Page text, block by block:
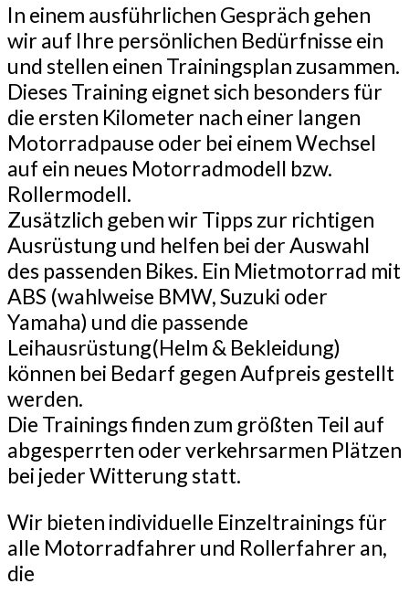
In einem ausführlichen Gespräch gehen
wir auf Ihre persönlichen Bedürfnisse ein
und stellen einen Trainingsplan zusammen.
Dieses Training eignet sich besonders für
die ersten Kilometer nach einer langen
Motorradpause oder bei einem Wechsel
auf ein neues Motorradmodell bzw.
Rollermodell.
Zusätzlich geben wir Tipps zur richtigen
Ausrüstung und helfen bei der Auswahl
des passenden Bikes. Ein Mietmotorrad mit
ABS (wahlweise BMW, Suzuki oder
Yamaha) und die passende
Leihausrüstung(Helm & Bekleidung)
können bei Bedarf gegen Aufpreis gestellt
werden.
Die Trainings finden zum größten Teil auf
abgesperrten oder verkehrsarmen Plätzen
bei jeder Witterung statt.
Wir bieten individuelle Einzeltrainings für
alle Motorradfahrer und Rollerfahrer an,
die